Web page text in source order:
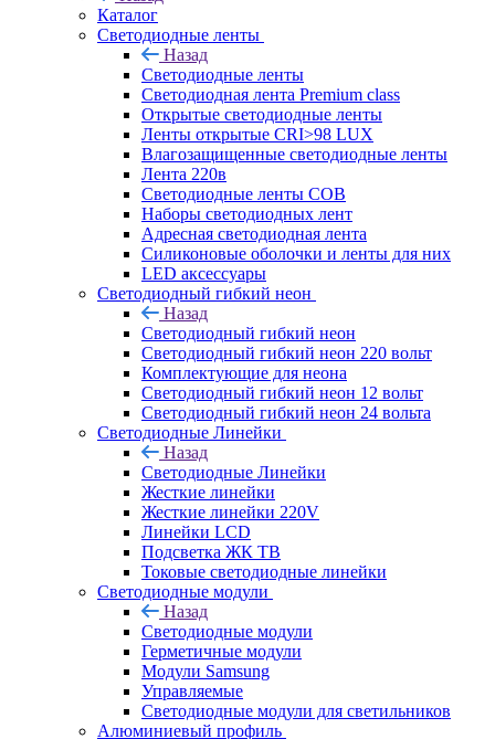
Каталог
Светодиодные ленты
Назад
Светодиодные ленты
Светодиодная лента Premium class
Открытые светодиодные ленты
Ленты открытые CRI>98 LUX
Влагозащищенные светодиодные ленты
Лента 220в
Светодиодные ленты COB
Наборы светодиодных лент
Адресная светодиодная лента
Силиконовые оболочки и ленты для них
LED аксессуары
Светодиодный гибкий неон
Назад
Светодиодный гибкий неон
Светодиодный гибкий неон 220 вольт
Комплектующие для неона
Светодиодный гибкий неон 12 вольт
Светодиодный гибкий неон 24 вольта
Светодиодные Линейки
Назад
Светодиодные Линейки
Жесткие линейки
Жесткие линейки 220V
Линейки LCD
Подсветка ЖК ТВ
Токовые светодиодные линейки
Светодиодные модули
Назад
Светодиодные модули
Герметичные модули
Модули Samsung
Управляемые
Светодиодные модули для светильников
Алюминиевый профиль